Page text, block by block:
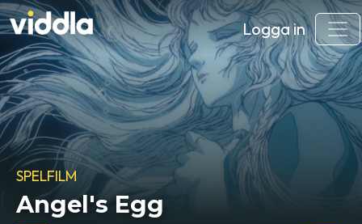
Logga in
SPELFILM
Angel's Egg